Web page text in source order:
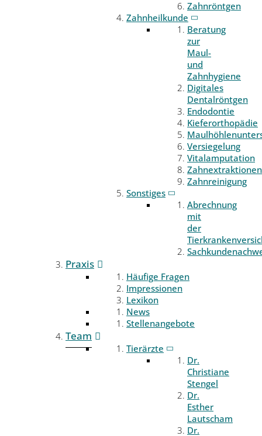
Zahnröntgen
Zahnheilkunde
Beratung
zur
Maul-
und
Zahnhygiene
Digitales
Dentalröntgen
Endodontie
Kieferorthopädie
Versiegelung
Vitalamputation
Zahnextraktionen
Zahnreinigung
Sonstiges
Abrechnung
mit
der
Praxis
Häufige Fragen
Impressionen
Lexikon
News
Stellenangebote
Team
Tierärzte
Dr.
Christiane
Stengel
Dr.
Esther
Lautscham
Dr.